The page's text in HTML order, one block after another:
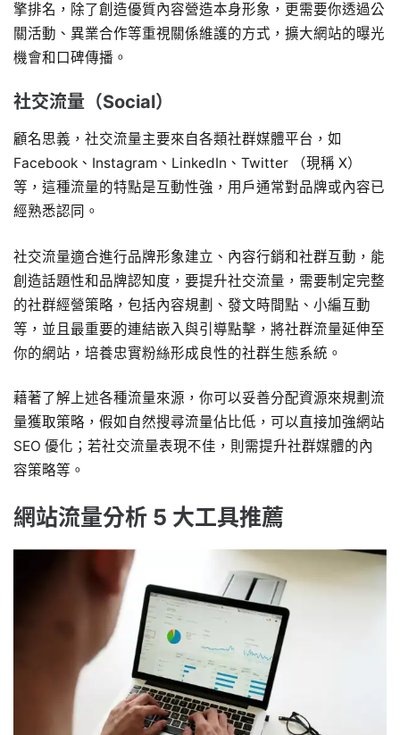
擎排名，除了創造優質內容營造本身形象，更需要你透過公
關活動、異業合作等重視關係維護的方式，擴大網站的曝光
機會和口碑傳播。
社交流量（Social）
顧名思義，社交流量主要來自各類社群媒體平台，如
Facebook、Instagram、LinkedIn、Twitter （現稱 X）
等，這種流量的特點是互動性強，用戶通常對品牌或內容已
經熟悉認同。
社交流量適合進行品牌形象建立、內容行銷和社群互動，能
創造話題性和品牌認知度，要提升社交流量，需要制定完整
的社群經營策略，包括內容規劃、發文時間點、小編互動
等，並且最重要的連結嵌入與引導點擊，將社群流量延伸至
你的網站，培養忠實粉絲形成良性的社群生態系統。
藉著了解上述各種流量來源，你可以妥善分配資源來規劃流
量獲取策略，假如自然搜尋流量佔比低，可以直接加強網站
SEO 優化；若社交流量表現不佳，則需提升社群媒體的內
容策略等。
網站流量分析 5 大工具推薦